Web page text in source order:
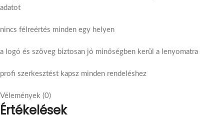
adatot
nincs félreértés minden egy helyen
a logó és szöveg biztosan jó minőségben kerül a lenyomatra
profi szerkesztést kapsz minden rendeléshez
Vélemények (0)
Értékelések